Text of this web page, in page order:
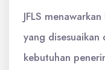
JFLS
yang
kebutuhan